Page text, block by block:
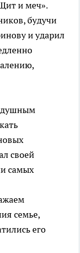
и меч».
будучи
и ударил
своей
самых
семье,
его